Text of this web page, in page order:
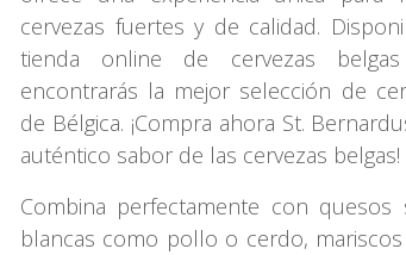
cervezas fuertes y de calidad.
tienda online de cervezas belgas
encontrarás la mejor selección de
de Bélgica. ¡Compra ahora St.
auténtico sabor de las cervezas belgas!
Combina perfectamente con quesos
blancas como pollo o cerdo,